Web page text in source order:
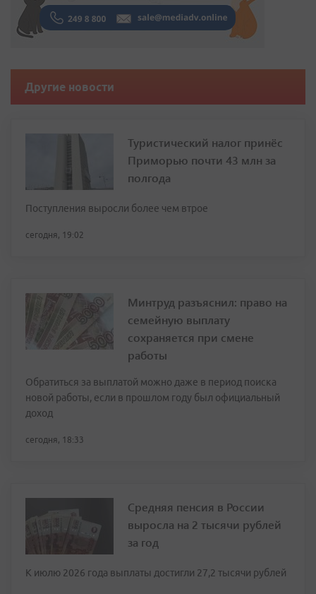
Другие новости
Туристический налог принёс
Приморью почти 43 млн за
полгода
Поступления выросли более чем втрое
сегодня, 19:02
Минтруд разъяснил: право на
семейную выплату
сохраняется при смене
работы
Обратиться за выплатой можно даже в период поиска
новой работы, если в прошлом году был официальный
доход
сегодня, 18:33
Средняя пенсия в России
выросла на 2 тысячи рублей
за год
К июлю 2026 года выплаты достигли 27,2 тысячи рублей